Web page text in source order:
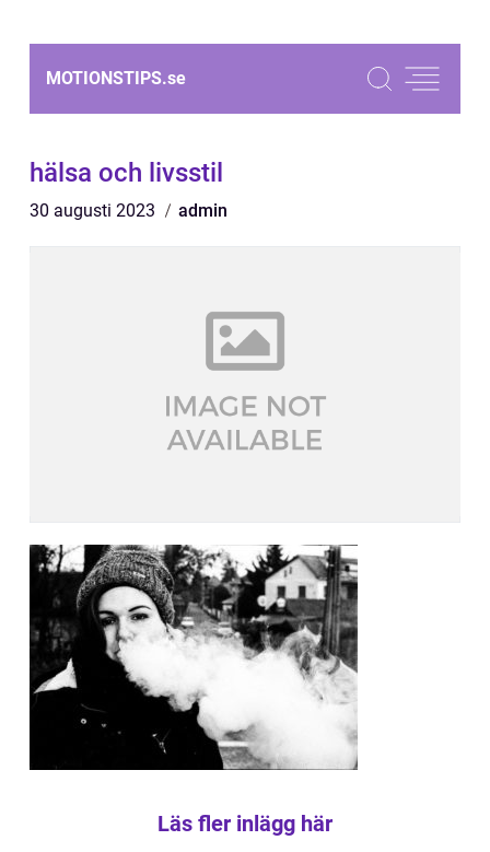
MOTIONSTIPS.se
hälsa och livsstil
30 augusti 2023 admin
Läs fler inlägg här